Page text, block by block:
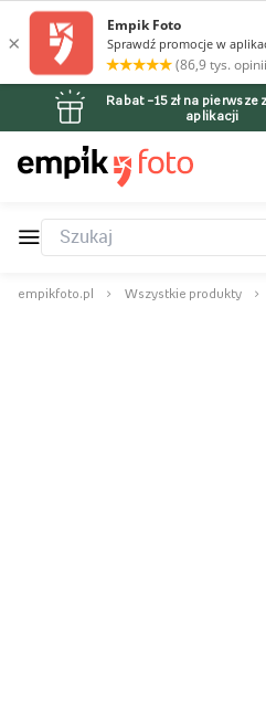
Rabat –15 zł na pierwsze
aplikacji
empikfoto.pl Wszystkie produkty